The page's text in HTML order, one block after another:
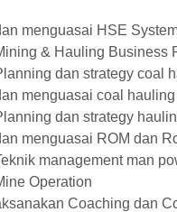
menguasai HSE
& Hauling Business
dan strategy coal
menguasai coal
dan strategy
menguasai ROM dan
management man
Operation
Coaching dan